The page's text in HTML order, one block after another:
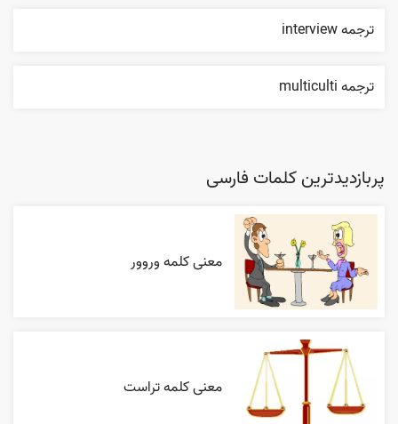
ترجمه interview
ترجمه multiculti
پربازدیدترین کلمات فارسی
معنی کلمه وروور
معنی کلمه تراست